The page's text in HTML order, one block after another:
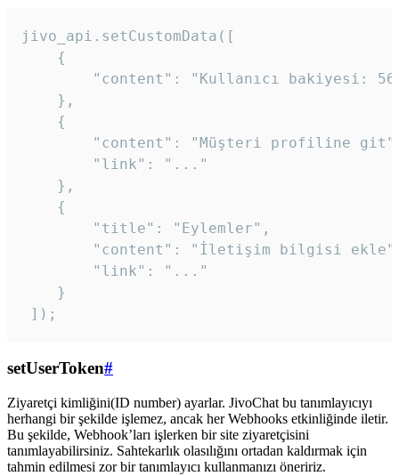
jivo_api.setCustomData([
    {
"content": "Kullanıcı bakiyesi:
    },
    {
"content": "Müşteri profiline
        "link": "..."
    },
    {
        "title": "Eylemler",
"content": "İletişim bilgisi
        "link": "..."
    }
]);
setUserToken#
Ziyaretçi kimliğini(ID number) ayarlar. JivoChat bu tanımlayıcıyı
herhangi bir şekilde işlemez, ancak her Webhooks etkinliğinde iletir.
Bu şekilde, Webhook’ları işlerken bir site ziyaretçisini
tanımlayabilirsiniz. Sahtekarlık olasılığını ortadan kaldırmak için
tahmin edilmesi zor bir tanımlayıcı kullanmanızı öneririz.